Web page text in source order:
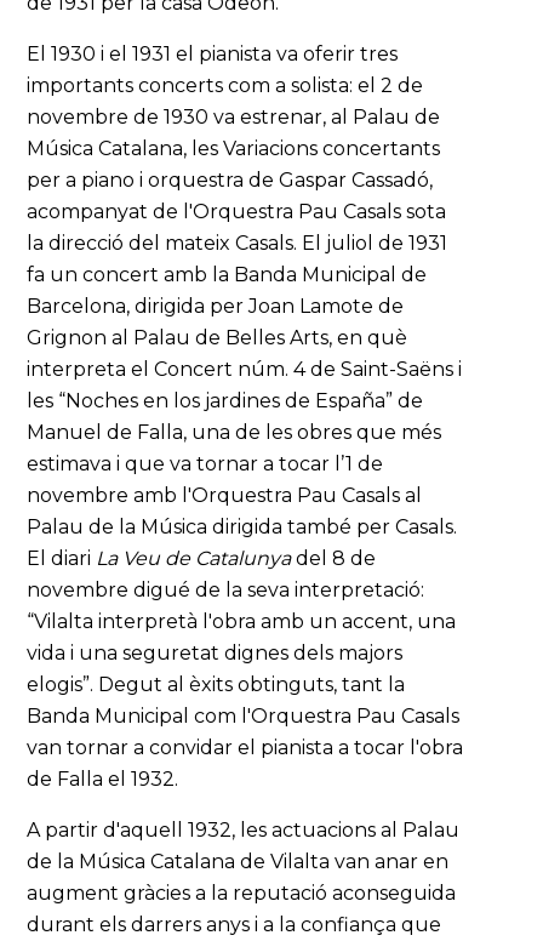
El 1930 i el 1931 el pianista va oferir tres
importants concerts com a solista: el 2 de
novembre de 1930 va estrenar, al Palau de
Música Catalana, les Variacions concertants
per a piano i orquestra de Gaspar Cassadó,
acompanyat de l'Orquestra Pau Casals sota
la direcció del mateix Casals. El juliol de 1931
fa un concert amb la Banda Municipal de
Barcelona, dirigida per Joan Lamote de
Grignon al Palau de Belles Arts, en què
interpreta el Concert núm. 4 de Saint-Saëns i
les “Noches en los jardines de España” de
Manuel de Falla, una de les obres que més
estimava i que va tornar a tocar l’1 de
novembre amb l'Orquestra Pau Casals al
Palau de la Música dirigida també per Casals.
El diari La Veu de Catalunyadel 8 de
novembre digué de la seva interpretació:
“Vilalta interpretà l'obra amb un accent, una
vida i una seguretat dignes dels majors
elogis”. Degut al èxits obtinguts, tant la
Banda Municipal com l'Orquestra Pau Casals
van tornar a convidar el pianista a tocar l'obra
de Falla el 1932.
A partir d'aquell 1932, les actuacions al Palau
de la Música Catalana de Vilalta van anar en
augment gràcies a la reputació aconseguida
durant els darrers anys i a la confiança que